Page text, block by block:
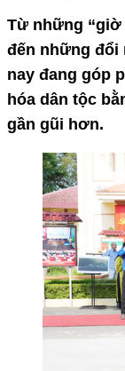
Từ những “giờ
đến những đổi
nay đang góp
hóa dân tộc
gần gũi hơn.